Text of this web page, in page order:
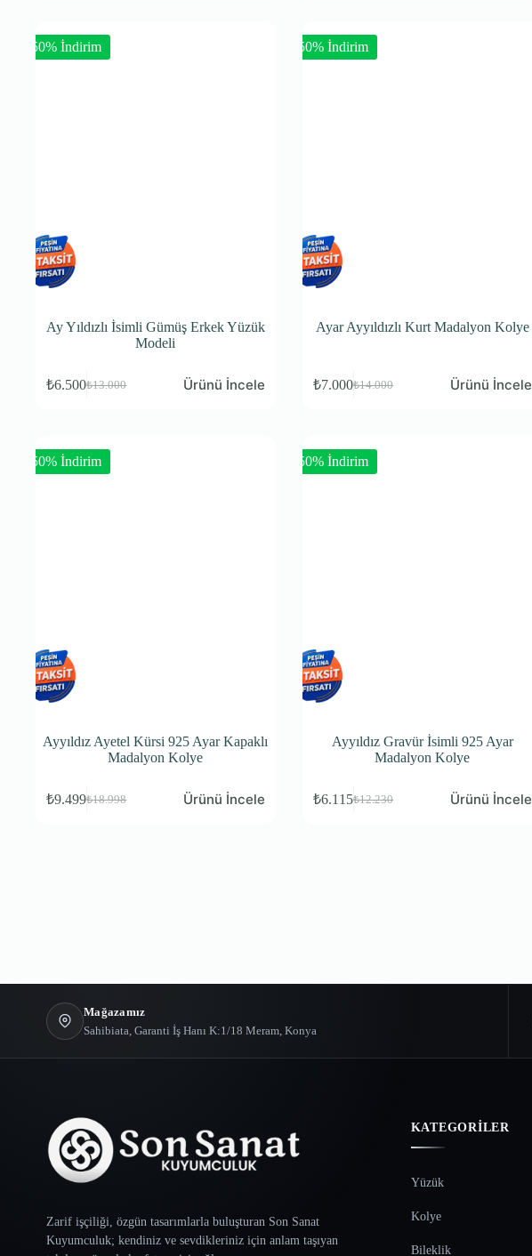
-50% İndirim
Ay Yıldızlı İsimli Gümüş Erkek Yüzük
Modeli
₺13.000
₺6.500 Ürünü İncele
-50% İndirim
Ayar Ayyıldızlı Kurt Madalyon Kolye
₺14.000
₺7.000 Ürünü İncele
-50% İndirim
Ayyıldız Ayetel Kürsi 925 Ayar Kapaklı
Madalyon Kolye
₺18.998
₺9.499 Ürünü İncele
-50% İndirim
Ayyıldız Gravür İsimli 925 Ayar
Madalyon Kolye
₺12.230
₺6.115 Ürünü İncele
Mağazamız
Sahibiata, Garanti İş Hanı K:1/18 Meram, Konya
Zarif işçiliği, özgün tasarımlarla buluşturan Son Sanat
Kuyumculuk; kendiniz ve sevdikleriniz için anlam taşıyan
KATEGORILER
Yüzük
Kolye
Bileklik